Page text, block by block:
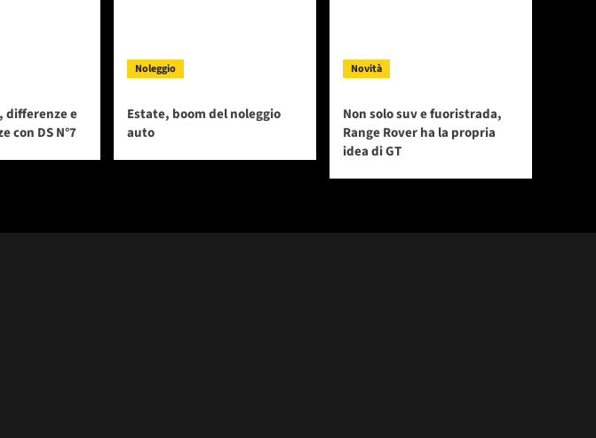
differenze e
con DS N°7
Noleggio
Estate, boom del noleggio
auto
Novità
Non solo suv e fuoristrada,
Range Rover ha la propria
idea di GT